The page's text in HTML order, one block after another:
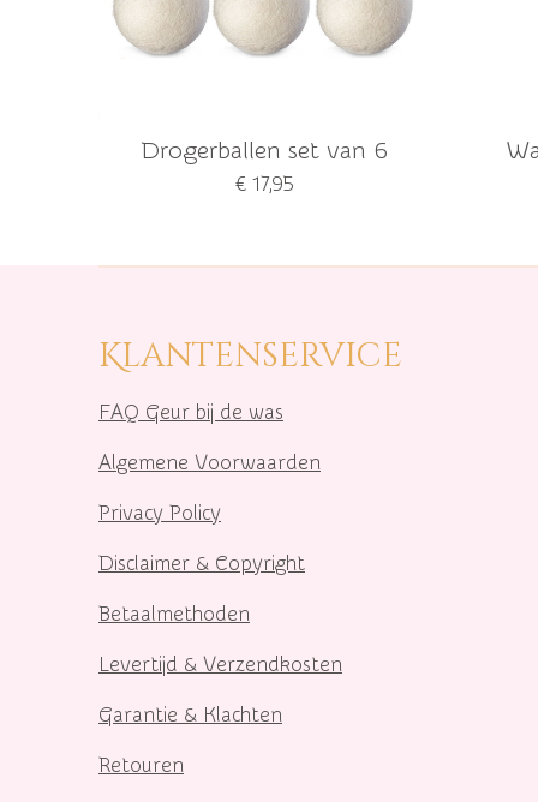
Drogerballen set van 6
€ 17,95
Klantenservice
FAQ Geur bij de was
Algemene Voorwaarden
Privacy Policy
Disclaimer & Copyright
Betaalmethoden
Levertijd & Verzendkosten
Garantie & Klachten
Retouren